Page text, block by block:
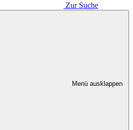
Zur Suche
Menü ausklappen